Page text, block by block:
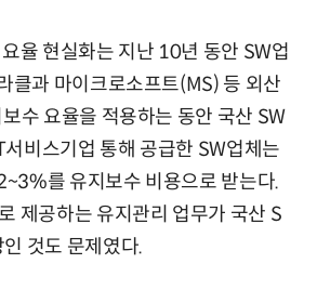
율 현실화는 지난 10년 동안 SW업
클과 마이크로소프트(MS) 등 외산
수 요율을 적용하는 동안 국산 SW
비스기업 통해 공급한 SW업체는
를 유지보수 비용으로 받는다.
제공하는 유지관리 업무가 국산 S
것도 문제였다.